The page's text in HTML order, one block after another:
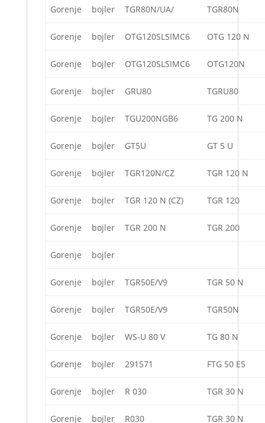
Gorenje bojler TGR80N/UA/ TGR80N
Gorenje bojler OTG120SLSIMC6 OTG 120 N
Gorenje bojler OTG120SLSIMC6 OTG120N
Gorenje bojler GRU80 TGRU80
Gorenje bojler TGU200NGB6 TG 200 N
Gorenje bojler GT5U GT 5 U
Gorenje bojler TGR120N/CZ TGR 120 N
Gorenje bojler TGR 120 N (CZ) TGR 120
Gorenje bojler TGR 200 N TGR 200
Gorenje bojler
Gorenje bojler TGR50E/V9 TGR 50 N
Gorenje bojler TGR50E/V9 TGR50N
Gorenje bojler WS-U 80 V TG 80 N
Gorenje bojler 291571 FTG 50 E5
Gorenje bojler R 030 TGR 30 N
Gorenje bojler R030 TGR 30 N